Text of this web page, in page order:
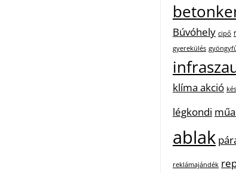
Búvóhely cipő
gyerekülés
klíma akció
légkondi
ablak
reklámajándék